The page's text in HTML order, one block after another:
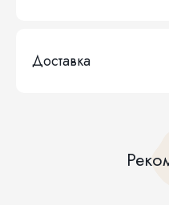
Доставка